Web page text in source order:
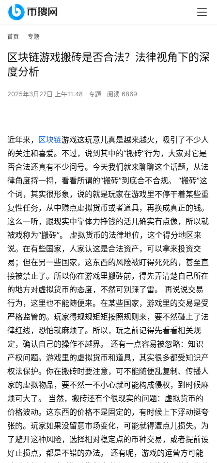
首页 专题
区块链游戏搬砖是否合法？法律视角下的深
度分析
2025年3月27日 上午11:48 专题 阅读 6869
近年来， 区块链游戏这玩意儿真是越来越火，吸引了不少人
的关注和喜爱。不过，说到其中的“搬砖”行为，大家对它是
否合法还真有不少问号。今天我们就来聊聊这个话题，从法
律角度捋一捋，看看所谓的“搬砖”到底合不合规。 “搬砖”这
个词，其实很形象，说的就是玩家在游戏里不停干着某些重
复性任务，从中赚点虚拟货币或者道具，再换成真正的钱。
这么一听，跟现实中靠体力挣钱的活儿确实有点像，所以就
被戏称为“搬砖”。 虚拟货币的法律地位，这个得分地区来
说。在有些国家，人家认这是合法资产，可以拿来投资交
易；但在另一些国家，这东西的风险被盯得死死的，甚至直
接被禁止了。所以你在游戏里搬砖前，得先弄清楚自己所在
的地方对虚拟货币的态度，不然可别踩了雷。 再说说交易
行为，这里也不能随便来。在某些国家，游戏里的交易是受
严格监管的。玩家得规规矩矩按照规则来，要不然碰上了法
律红线，恐怕就麻烦了。所以，玩之前记得先看看相关规
定，确认自己的操作不越界。 还有一点容易被忽略：知识
产权问题。游戏里的虚拟货币和道具，其实很多都受知识产
权法保护。你在搬砖时要注意，可不能随便乱复制、传播人
家的虚拟物品，要不然一不小心就可能构成侵权，到时候麻
烦可大了。 当然，搬砖还有个很现实的问题：虚拟货币的
价格波动。这东西的价格不是固定的，有时候上下浮动挺夸
张的。玩家如果没留意市场变化，可能就得遭点儿损失。为
了避开这种风险，选择相对稳定点的币种交易，或者提前设
好止损点，都是不错的办法。 还有呢，游戏的运营方可能